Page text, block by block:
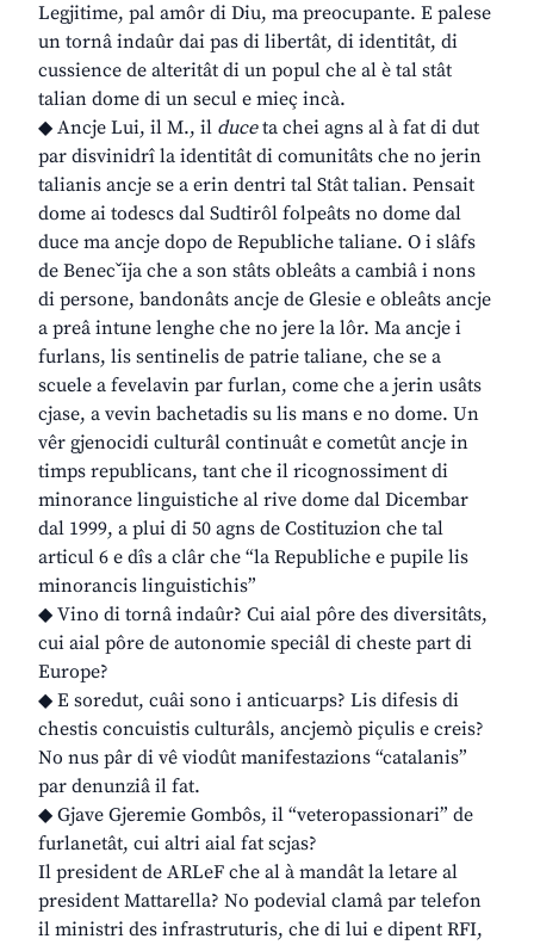
Legjitime, pal amôr di Diu, ma preocupante. E palese
un tornâ indaûr dai pas di libertât, di identitât, di
cussience de alteritât di un popul che al è tal stât
talian dome di un secul e mieç incà.
◆ Ancje Lui, il M., il duceta chei agns al à fat di dut
par disvinidrî la identitât di comunitâts che no jerin
talianis ancje se a erin dentri tal Stât talian. Pensait
dome ai todescs dal Sudtirôl folpeâts no dome dal
duce ma ancje dopo de Republiche taliane. O i slâfs
de Benecˇija che a son stâts obleâts a cambiâ i nons
di persone, bandonâts ancje de Glesie e obleâts ancje
a preâ intune lenghe che no jere la lôr. Ma ancje i
furlans, lis sentinelis de patrie taliane, che se a
scuele a fevelavin par furlan, come che a jerin usâts
cjase, a vevin bachetadis su lis mans e no dome. Un
vêr gjenocidi culturâl continuât e cometût ancje in
timps republicans, tant che il ricognossiment di
minorance linguistiche al rive dome dal Dicembar
dal 1999, a plui di 50 agns de Costituzion che tal
articul 6 e dîs a clâr che “la Republiche e pupile lis
minorancis linguistichis”
◆ Vino di tornâ indaûr? Cui aial pôre des diversitâts,
cui aial pôre de autonomie speciâl di cheste part di
Europe?
◆ E soredut, cuâi sono i anticuarps? Lis difesis di
chestis concuistis culturâls, ancjemò piçulis e creis?
No nus pâr di vê viodût manifestazions “catalanis”
par denunziâ il fat.
◆ Gjave Gjeremie Gombôs, il “veteropassionari” de
furlanetât, cui altri aial fat scjas?
Il president de ARLeF che al à mandât la letare al
president Mattarella? No podevial clamâ par telefon
il ministri des infrastruturis, che di lui e dipent RFI,